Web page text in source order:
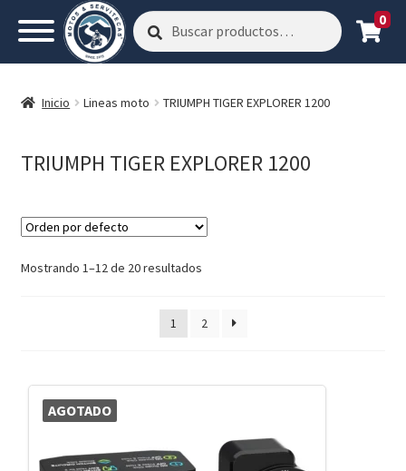
Buscar
por:
Buscar 0
Inicio Lineas moto TRIUMPH TIGER EXPLORER 1200
TRIUMPH TIGER EXPLORER 1200
Mostrando 1–12 de 20 resultados
1 2
AGOTADO